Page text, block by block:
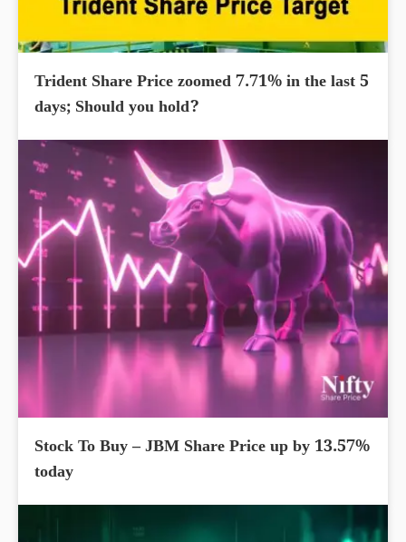
Trident Share Price zoomed 7.71% in the last 5
days; Should you hold?
Stock To Buy – JBM Share Price up by 13.57%
today